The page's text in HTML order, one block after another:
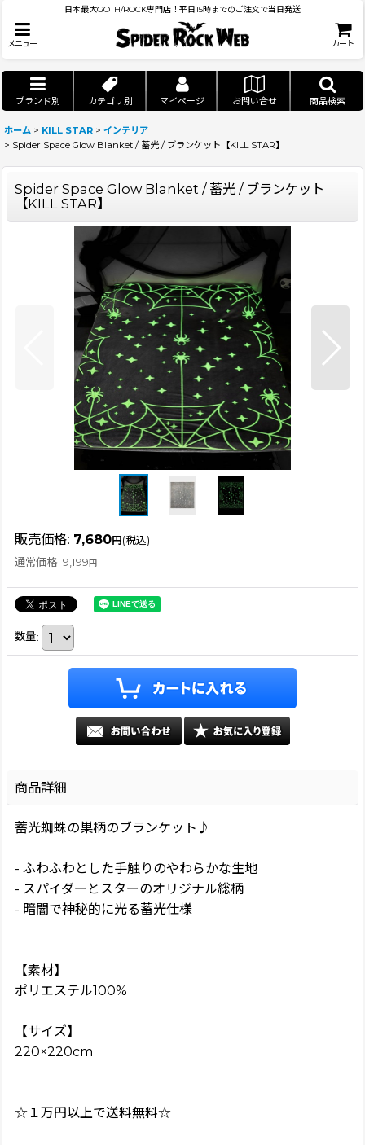
日本最大GOTH/ROCK専門店！平日15時までのご注文で当日発送
メニュー カート
ブランド別 カテゴリ別 マイページ お問い合せ 商品検索
ホーム > KILL STAR > インテリア
> Spider Space Glow Blanket / 蓄光 / ブランケット【KILL STAR】
Spider Space Glow Blanket / 蓄光 / ブランケット
【KILL STAR】
販売価格: 7,680円 (税込)
通常価格: 9,199 円
数量:
商品詳細
蓄光蜘蛛の巣柄のブランケット♪
- ふわふわとした手触りのやわらかな生地
- スパイダーとスターのオリジナル総柄
- 暗闇で神秘的に光る蓄光仕様
【素材】
ポリエステル100%
【サイズ】
220×220cm
☆１万円以上で送料無料☆